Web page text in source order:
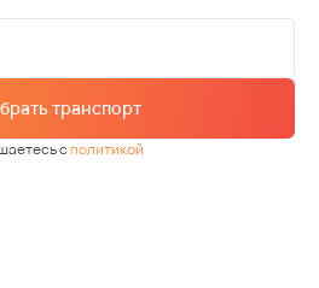
транспорт
сполитикой